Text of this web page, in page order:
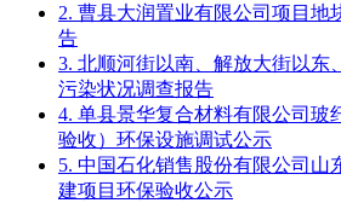
2. 曹县大润置业有限公司项目地
告
3. 北顺河街以南、解放大街以东
污染状况调查报告
4. 单县景华复合材料有限公司玻
验收）环保设施调试公示
5. 中国石化销售股份有限公司山
建项目环保验收公示